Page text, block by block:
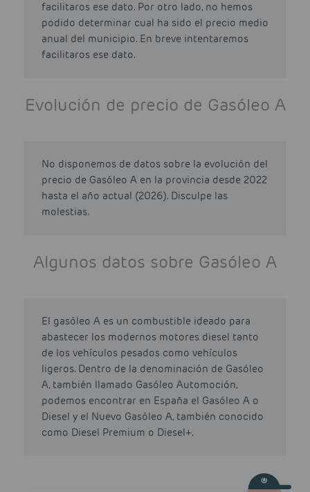
facilitaros ese dato. Por otro lado, no hemos
podido determinar cual ha sido el precio medio
anual del municipio. En breve intentaremos
facilitaros ese dato.
Evolución de precio de Gasóleo A
No disponemos de datos sobre la evolución del
precio de Gasóleo A en la provincia desde 2022
hasta el año actual (2026). Disculpe las
molestias.
Algunos datos sobre Gasóleo A
El gasóleo A es un combustible ideado para
abastecer los modernos motores diesel tanto
de los vehículos pesados como vehículos
ligeros. Dentro de la denominación de Gasóleo
A, también llamado Gasóleo Automoción,
podemos encontrar en España el Gasóleo A o
Diesel y el Nuevo Gasóleo A, también conocido
como Diesel Premium o Diesel+.